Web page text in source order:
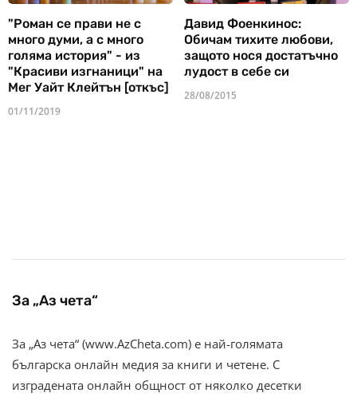
"Роман се прави не с
много думи, а с много
голяма история" - из
"Красиви изгнаници" на
Мег Уайт Клейтън [откъс]
01/11/2019
Давид Фоенкинос:
Обичам тихите любови,
защото нося достатъчно
лудост в себе си
28/08/2015
За „Аз чета“
За „Аз чета“ (www.AzCheta.com) е най-голямата
българска онлайн медия за книги и четене. С
изградената онлайн общност от няколко десетки